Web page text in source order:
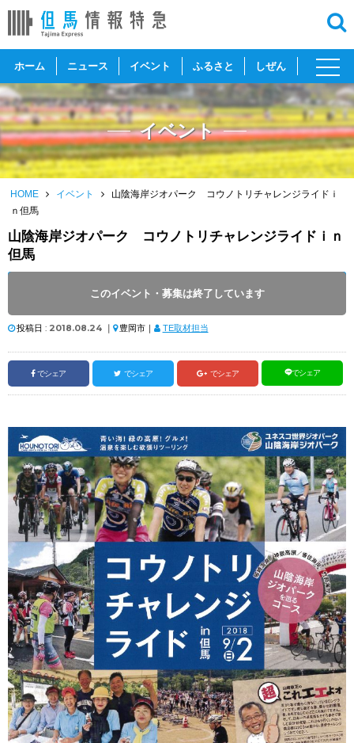
ホーム ニュース イベント ふるさと しぜん
toggle
イベント
HOME イベント
山陰海岸ジオパーク コウノトリチャレンジライドｉ
ｎ但馬
山陰海岸ジオパーク コウノトリチャレンジライドｉｎ
但馬
このイベント・募集は終了しています
開催時間 : 07:00 ～ 17:00
投稿日 : 2018.08.24 ｜ 豊岡市｜ TE取材担当
でシェア でシェア でシェア でシェア